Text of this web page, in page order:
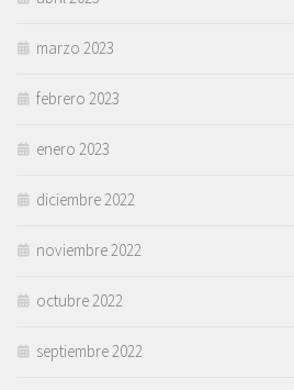
marzo 2023
febrero 2023
enero 2023
diciembre 2022
noviembre 2022
octubre 2022
septiembre 2022